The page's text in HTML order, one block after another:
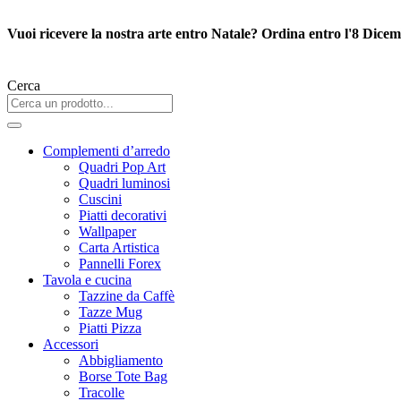
al
Vuoi ricevere la nostra arte entro Natale? Ordina entro l'8
Cerca
Complementi d’arredo
Quadri Pop Art
Quadri luminosi
Cuscini
Piatti decorativi
Wallpaper
Carta Artistica
Pannelli Forex
Tavola e cucina
Tazzine da Caffè
Tazze Mug
Piatti Pizza
Accessori
Abbigliamento
Borse Tote Bag
Tracolle